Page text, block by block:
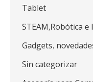
Tablet
STEAM,Robótica
Gadgets,
Sin categorizar